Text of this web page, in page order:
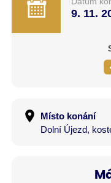
9. 11.
Místo konání
Dolní Újezd,